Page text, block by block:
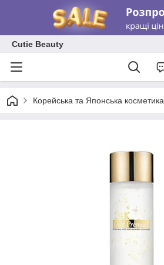
Cutie Beauty
Корейська та Японська косметика